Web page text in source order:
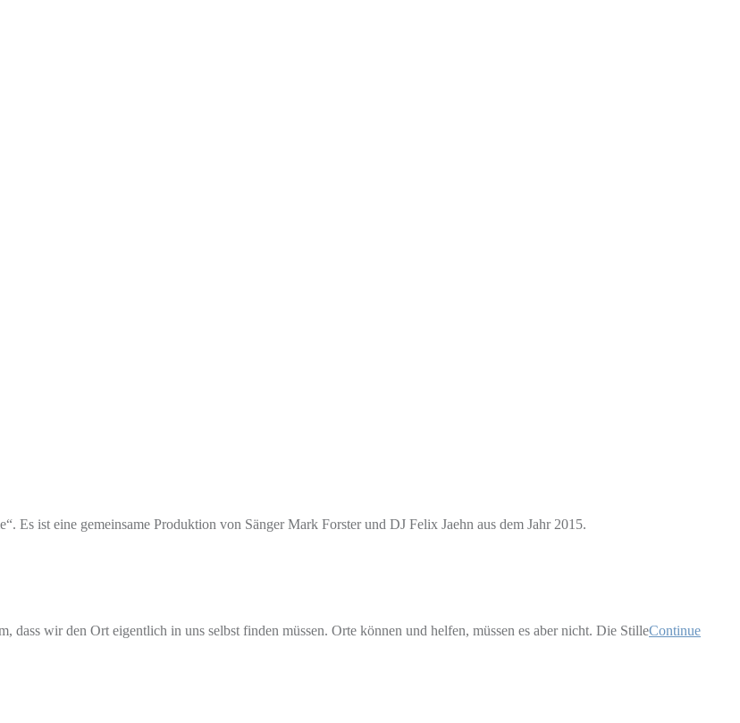
Es ist eine gemeinsame Produktion von Sänger Mark Forster und DJ Felix Jaehn aus dem Jahr 2015.
dass wir den Ort eigentlich in uns selbst finden müssen. Orte können und helfen, müssen es aber nicht. Die StilleContinue